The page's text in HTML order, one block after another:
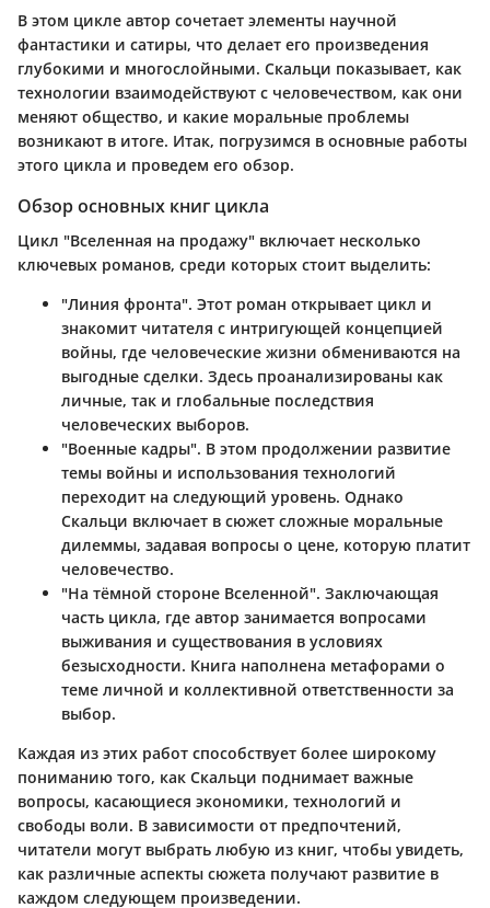
В этом цикле автор сочетает элементы научной
фантастики и сатиры, что делает его произведения
глубокими и многослойными. Скальци показывает, как
технологии взаимодействуют с человечеством, как они
меняют общество, и какие моральные проблемы
возникают в итоге. Итак, погрузимся в основные работы
этого цикла и проведем его обзор.
Обзор основных книг цикла
Цикл "Вселенная на продажу" включает несколько
ключевых романов, среди которых стоит выделить:
"Линия фронта". Этот роман открывает цикл и
знакомит читателя с интригующей концепцией
войны, где человеческие жизни обмениваются на
выгодные сделки. Здесь проанализированы как
личные, так и глобальные последствия
человеческих выборов.
"Военные кадры". В этом продолжении развитие
темы войны и использования технологий
переходит на следующий уровень. Однако
Скальци включает в сюжет сложные моральные
дилеммы, задавая вопросы о цене, которую платит
человечество.
"На тёмной стороне Вселенной". Заключающая
часть цикла, где автор занимается вопросами
выживания и существования в условиях
безысходности. Книга наполнена метафорами о
теме личной и коллективной ответственности за
выбор.
Каждая из этих работ способствует более широкому
пониманию того, как Скальци поднимает важные
вопросы, касающиеся экономики, технологий и
свободы воли. В зависимости от предпочтений,
читатели могут выбрать любую из книг, чтобы увидеть,
как различные аспекты сюжета получают развитие в
каждом следующем произведении.